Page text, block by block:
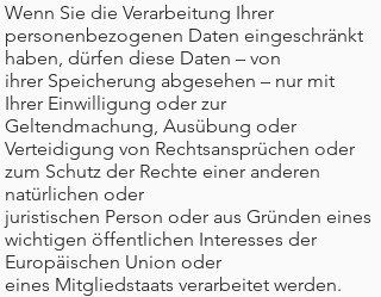
Wenn Sie die Verarbeitung Ihrer
personenbezogenen Daten eingeschränkt
haben, dürfen diese Daten – von
ihrer Speicherung abgesehen – nur mit
Ihrer Einwilligung oder zur
Geltendmachung, Ausübung oder
Verteidigung von Rechtsansprüchen oder
zum Schutz der Rechte einer anderen
natürlichen oder
juristischen Person oder aus Gründen eines
wichtigen öffentlichen Interesses der
Europäischen Union oder
eines Mitgliedstaats verarbeitet werden.